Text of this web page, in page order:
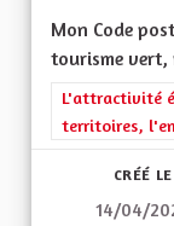
Mon Code
tourisme vert,
Filtrer les
L'attractivité
territoires,
CRÉÉ LE
14/04/